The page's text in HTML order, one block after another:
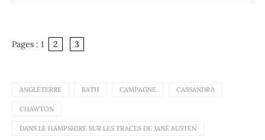
Pages : 1 2 3
ANGLETERRE BATH CAMPAGNE CASSANDRA
CHAWTON
DANS LE HAMPSHIRE SUR LES TRACES DE JANE AUSTEN